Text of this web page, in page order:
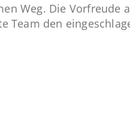
Weg. Die Vorfreude
Team den